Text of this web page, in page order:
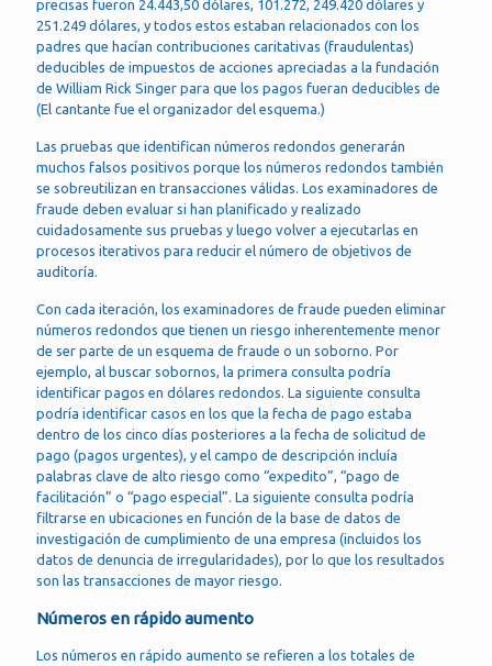
precisas fueron 24.443,50 dólares, 101.272, 249.420 dólares y
251.249 dólares, y todos estos estaban relacionados con los
padres que hacían contribuciones caritativas (fraudulentas)
deducibles de impuestos de acciones apreciadas a la fundación
de William Rick Singer para que los pagos fueran deducibles de
(El cantante fue el organizador del esquema.)
Las pruebas que identifican números redondos generarán
muchos falsos positivos porque los números redondos también
se sobreutilizan en transacciones válidas. Los examinadores de
fraude deben evaluar si han planificado y realizado
cuidadosamente sus pruebas y luego volver a ejecutarlas en
procesos iterativos para reducir el número de objetivos de
auditoría.
Con cada iteración, los examinadores de fraude pueden eliminar
números redondos que tienen un riesgo inherentemente menor
de ser parte de un esquema de fraude o un soborno. Por
ejemplo, al buscar sobornos, la primera consulta podría
identificar pagos en dólares redondos. La siguiente consulta
podría identificar casos en los que la fecha de pago estaba
dentro de los cinco días posteriores a la fecha de solicitud de
pago (pagos urgentes), y el campo de descripción incluía
palabras clave de alto riesgo como “expedito”, “pago de
facilitación” o “pago especial”. La siguiente consulta podría
filtrarse en ubicaciones en función de la base de datos de
investigación de cumplimiento de una empresa (incluidos los
datos de denuncia de irregularidades), por lo que los resultados
son las transacciones de mayor riesgo.
Números en rápido aumento
Los números en rápido aumento se refieren a los totales de